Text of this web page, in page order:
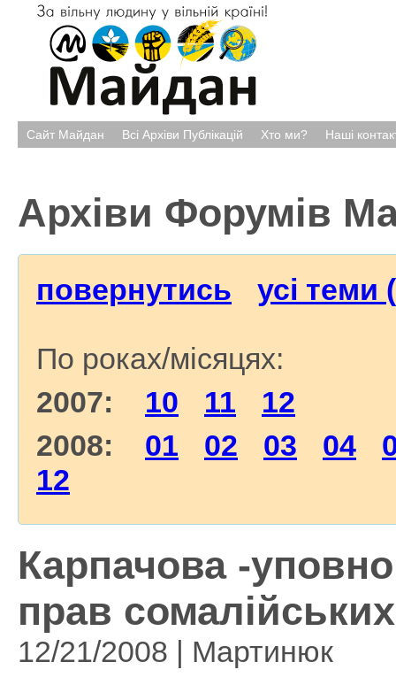
Сайт Майдан Всі Архіви Публікацій Хто ми? Наші
Архіви Форумів
повернутись усі теми
По роках/місяцях:
2007: 10 11
12
2008: 01 02 03 04
12
Карпачова -
прав сомалійських
12/21/2008 | Мартинюк